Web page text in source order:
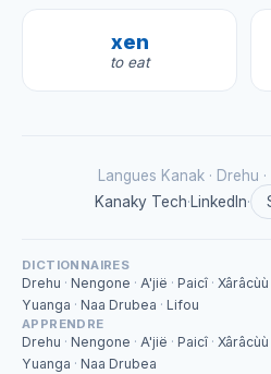
xen
to eat
Langues Kanak · Drehu ·
Kanaky Tech·LinkedIn·
DICTIONNAIRES
Drehu · Nengone · A'jië · Paicî · Xârâcùù
Yuanga · Naa Drubea · Lifou
APPRENDRE
Drehu · Nengone · A'jië · Paicî · Xârâcùù
Yuanga · Naa Drubea